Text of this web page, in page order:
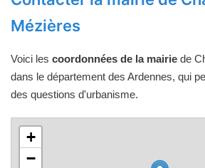
Mézières
Voici les coordonnées de la mairie de
dans le département des Ardennes, qui
des questions d'urbanisme.
+
−